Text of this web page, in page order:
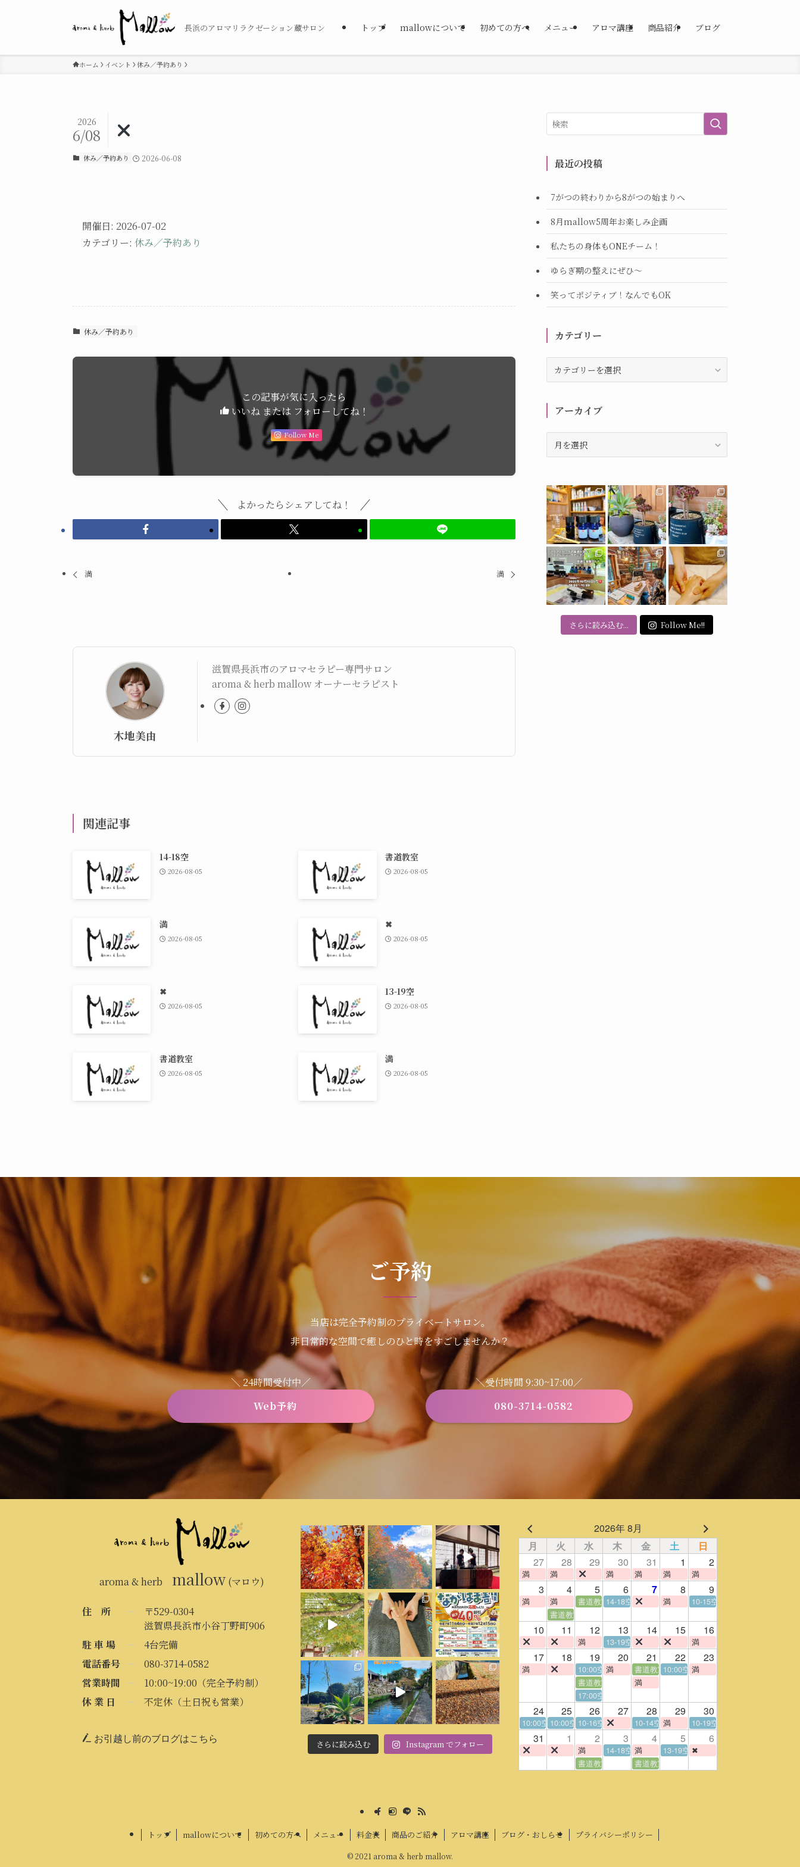
長浜のアロマリラクゼーション蔵サロン トップ mallowについて 初めての方へ メニュー アロマ講座 商品紹介 ブログ
ホーム イベント 休み／予約あり
2026
6/08
休み／予約あり 2026-06-08
開催日: 2026-07-02
カテゴリー: 休み／予約あり
休み／予約あり
この記事が気に入ったら
いいね または フォローしてね！
Follow Me
よかったらシェアしてね！
満 満
木地美由
滋賀県長浜市のアロマセラピー専門サロン
aroma & herb mallow オーナーセラピスト
関連記事
14-18空
2026-08-05
書道教室
2026-08-05
満
2026-08-05
✖
2026-08-05
✖
2026-08-05
13-19空
2026-08-05
書道教室
2026-08-05
満
2026-08-05
最近の投稿
7がつの終わりから8がつの始まりへ
8月mallow5周年お楽しみ企画
私たちの身体もONEチーム！
ゆらぎ期の整えにぜひ～
笑ってポジティブ！なんでもOK
カテゴリー
リ
ー
アーカイブ
ブ
さらに読み込む... Follow Me!!
ご予約
当店は完全予約制のプライベートサロン。
非日常的な空間で癒しのひと時をすごしませんか？
＼ 24時間受付中／
Web予約
＼受付時間 9:30~17:00／
080-3714-0582
aroma & herb mallow(マロウ)
住 所
〒529-0304
滋賀県長浜市小谷丁野町906
駐 車 場
4台完備
電話番号
080-3714-0582
営業時間
10:00~19:00（完全予約制）
休 業 日
不定休（土日祝も営業）
お引越し前のブログはこちら さらに読み込む Instagram でフォロー
2026年 8月
月
火 水 木 金 土
日
27
28 29 30 31 1 2
満 満 満 満 満 満
3 4 5 6 7 8 9
満 満 書道教室14-18空 満
10-15空
書道教室
10 11 12 13 14 15 16
満 13-19空 満
17 18 19 20 21 22 23
満 10:00空 満 書道教室10:00空 満
書道教室
満
17:00空
24 25 26 27 28 29 30
10:00空 10:00空 10-16空 10-14空 満 10-19空
31 1 2 3 4 5 6
満 14-18空 満 13-19空 ✖
書道教室
書道教室
トップ mallowについて 初めての方へ メニュー 料金表 商品のご紹介 アロマ講座 ブログ・おしらせ プライバシーポリシー
© 2021 aroma & herb mallow.